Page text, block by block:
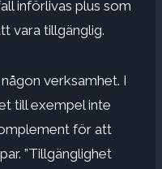
införlivas plus som
vara tillgänglig.
verksamhet. I
till exempel inte
för att
”Tillgänglighet